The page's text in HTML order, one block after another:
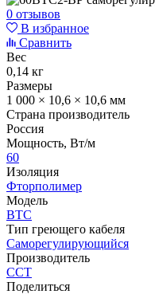
0 отзывов
В избранное
Сравнить
Вес
0,14 кг
Размеры
1 000 × 10,6 × 10,6 мм
Страна производитель
Россия
Мощность, Вт/м
60
Изоляция
Фторполимер
Модель
ВТС
Тип греющего кабеля
Саморегулирующийся
Производитель
ССТ
Поделиться